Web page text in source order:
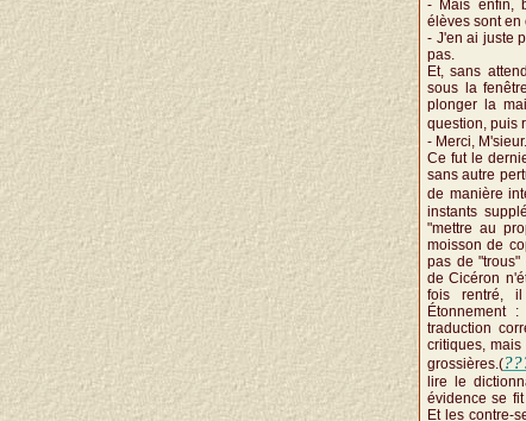
- Mais enfin,
élèves sont en
- J'en ai juste
pas.
Et, sans
sous la
plonger la
question, puis
- Merci,
Ce fut le
sans autre
de manière
instants
"mettre au
moisson de
pas de "trous"
de Cicéron
fois rentré,
Étonnement
traduction
critiques,
grossières.(
lire le
évidence se
Et les contre-